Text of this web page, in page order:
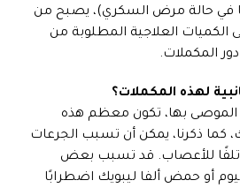
في حالة مرض السكري)، يصبح من
العلاجية المطلوبة من
المكملات.
لهذه المكملات؟
الموصى بها، تكون معظم هذه
كما ذكرنا، يمكن أن تسبب الجرعات
العالية من فيتامين ب٦ تلفًا للأعصاب. قد تسبب بعض
أو حمض ألفا ليبويك اضطرابًا